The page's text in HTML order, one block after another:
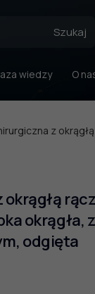
Szukaj
wiedzy O
z
okrągła,
odgięta